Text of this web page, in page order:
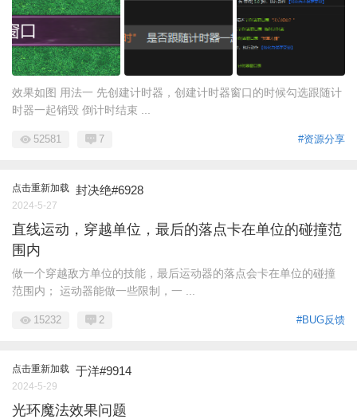
效果如图 用法一 先创建计时器，创建计时器窗口的时候勾选跟随计
时器一起销毁 倒计时结束 ...
#资源分享
52581 7
点击重新加载 封决绝#6928
2024-5-27
直线运动，穿越单位，最后的落点卡在单位的碰撞范
围内
做一个穿越敌方单位的技能，最后运动器的落点会卡在单位的碰撞
范围内； 运动器能做一些限制，一 ...
#BUG反馈
15232 2
点击重新加载 于洋#9914
2024-5-29
光环魔法效果问题